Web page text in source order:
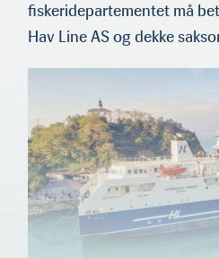
fiskeridepartementet må
Hav Line AS og dekke